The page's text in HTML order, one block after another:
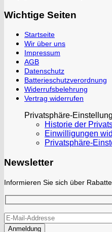
Wichtige Seiten
Startseite
Wir über uns
Impressum
AGB
Datenschutz
Batterieschutzverordnung
Widerrufsbelehrung
Vertrag widerrufen
Privatsphäre-
Historie der
Einwilligungen
Privatsphäre-
Newsletter
Informieren Sie sich über